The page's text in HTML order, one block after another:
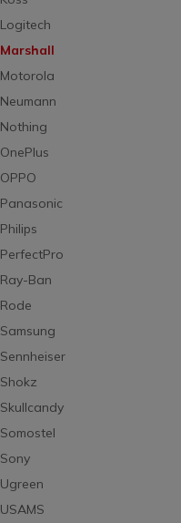
Logitech
Marshall
Motorola
Neumann
Nothing
OnePlus
OPPO
Panasonic
Philips
PerfectPro
Ray-Ban
Rode
Samsung
Sennheiser
Shokz
Skullcandy
Somostel
Sony
Ugreen
USAMS